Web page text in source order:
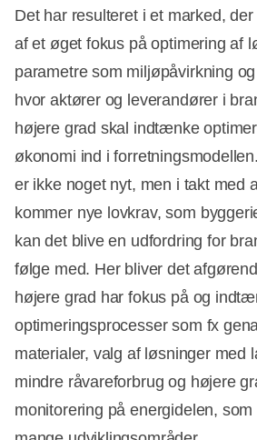
Det har resulteret i et marked,
af et øget fokus på optimering af
parametre som miljøpåvirkning
hvor aktører og leverandører i
højere grad skal indtænke
økonomi ind i
er ikke noget nyt, men i takt med
kommer nye lovkrav, som
kan det blive en udfordring for
følge med. Her bliver det
højere grad har fokus på og
optimeringsprocesser som fx
materialer, valg af løsninger med
mindre råvareforbrug og højere
monitorering på energidelen,